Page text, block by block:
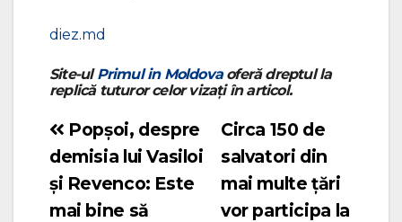
diez.md
Site-ulPrimul in Moldovaoferă dreptul la
replică tuturor celor vizați în articol.
Navigare
în
articole
Circa 150 de
salvatori din
mai multe țări
vor participa la
Popșoi, despre
demisia lui Vasiloi
și Revenco: Este
mai bine să